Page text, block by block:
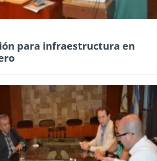
para infraestructura en